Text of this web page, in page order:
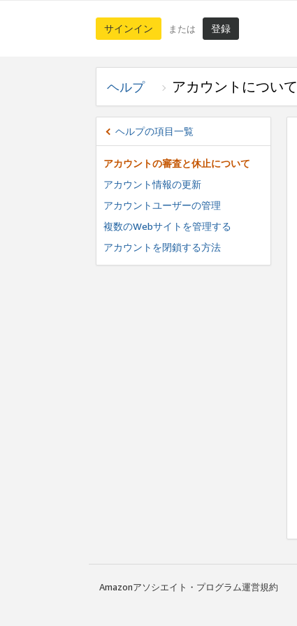
サインイン または 登録
ヘルプ アカウントについて
ヘルプの項目一覧
アカウントの審査と休止について
アカウント情報の更新
アカウントユーザーの管理
複数のWebサイトを管理する
アカウントを閉鎖する方法
Amazonアソシエイト・プログラム運営規約